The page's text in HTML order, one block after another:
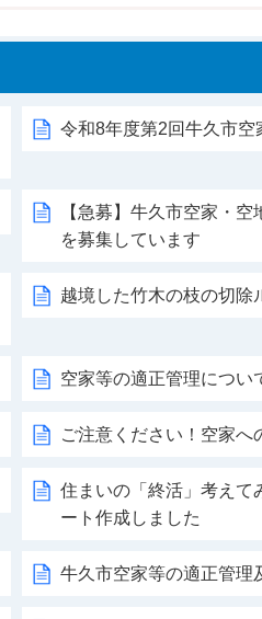
令和8年度第2回牛久市
【急募】牛久市空家・
を募集しています
越境した竹木の枝の切除
空家等の適正管理につい
ご注意ください！空家へ
住まいの「終活」考え
ート作成しました
牛久市空家等の適正管理